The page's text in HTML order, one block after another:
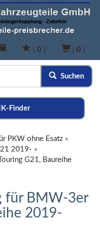
( 0 ) ( 0 )
Suchen
Finder
PKW ohne Esatz »
2019- »
G21, Baureihe
für BMW-3er
2019-